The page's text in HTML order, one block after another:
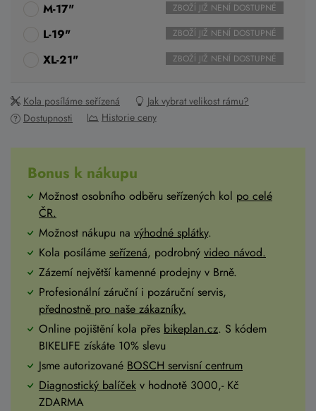
M-17" ZBOŽÍ JIŽ NENÍ DOSTUPNÉ
L-19" ZBOŽÍ JIŽ NENÍ DOSTUPNÉ
XL-21" ZBOŽÍ JIŽ NENÍ DOSTUPNÉ
Kola posíláme seřízená
Jak vybrat velikost rámu?
Dostupnosti
Historie ceny
Bonus k nákupu
Možnost osobního odběru seřízených kol po celé
ČR.
Možnost nákupu na výhodné splátky.
Kola posíláme seřízená, podrobný video návod.
Zázemí největší kamenné prodejny v Brně.
Profesionální záruční i pozáruční servis,
přednostně pro naše zákazníky.
Online pojištění kola přes bikeplan.cz. S kódem
BIKELIFE získáte 10% slevu
Jsme autorizované BOSCH servisní centrum
Diagnostický balíček v hodnotě 3000,- Kč
ZDARMA